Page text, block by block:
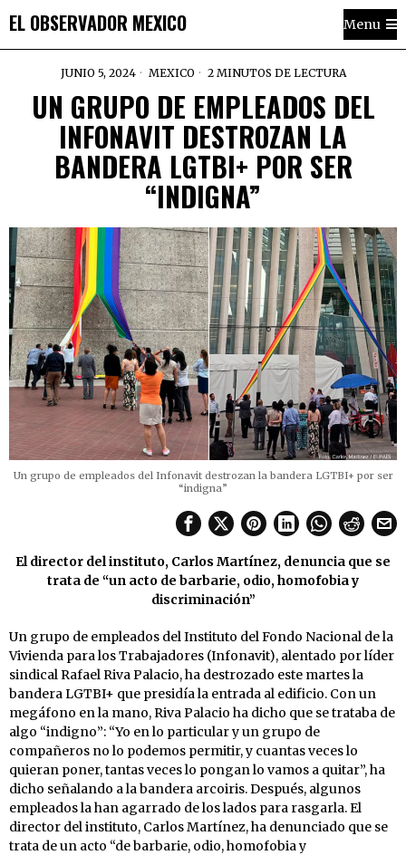
EL OBSERVADOR MEXICO Menu
JUNIO 5, 2024 MEXICO 2 MINUTOS DE LECTURA
UN GRUPO DE EMPLEADOS DEL
INFONAVIT DESTROZAN LA
BANDERA LGTBI+ POR SER
“INDIGNA”
Un grupo de empleados del Infonavit destrozan la bandera LGTBI+ por ser
“indigna”
El director del instituto, Carlos Martínez, denuncia que se
trata de “un acto de barbarie, odio, homofobia y
discriminación”
Un grupo de empleados del Instituto del Fondo Nacional de la
Vivienda para los Trabajadores (Infonavit), alentado por líder
sindical Rafael Riva Palacio, ha destrozado este martes la
bandera LGTBI+ que presidía la entrada al edificio. Con un
megáfono en la mano, Riva Palacio ha dicho que se trataba de
algo “indigno”: “Yo en lo particular y un grupo de
compañeros no lo podemos permitir, y cuantas veces lo
quieran poner, tantas veces lo pongan lo vamos a quitar”, ha
dicho señalando a la bandera arcoiris. Después, algunos
empleados la han agarrado de los lados para rasgarla. El
director del instituto, Carlos Martínez, ha denunciado que se
trata de un acto “de barbarie, odio, homofobia y